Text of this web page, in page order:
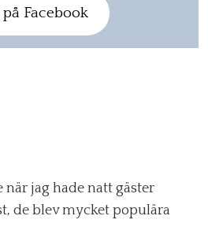
på Facebook
när jag hade natt gäster
de blev mycket populära